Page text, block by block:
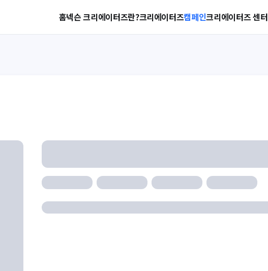
홈넥슨 크리에이터즈란?크리에이터즈캠페인크리에이터즈 센터